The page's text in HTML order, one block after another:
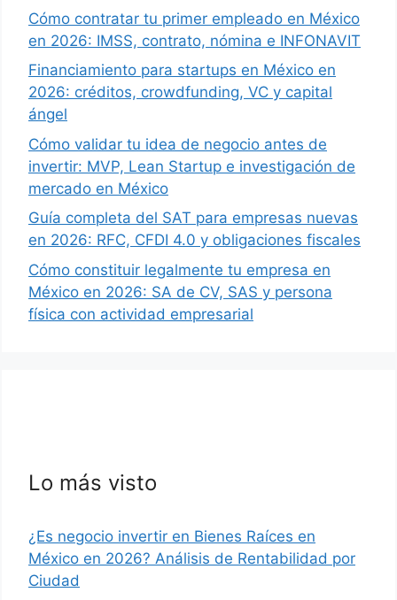
Cómo contratar tu primer empleado en México
en 2026: IMSS, contrato, nómina e INFONAVIT
Financiamiento para startups en México en
2026: créditos, crowdfunding, VC y capital
ángel
Cómo validar tu idea de negocio antes de
invertir: MVP, Lean Startup e investigación de
mercado en México
Guía completa del SAT para empresas nuevas
en 2026: RFC, CFDI 4.0 y obligaciones fiscales
Cómo constituir legalmente tu empresa en
México en 2026: SA de CV, SAS y persona
física con actividad empresarial
Lo más visto
¿Es negocio invertir en Bienes Raíces en
México en 2026? Análisis de Rentabilidad por
Ciudad